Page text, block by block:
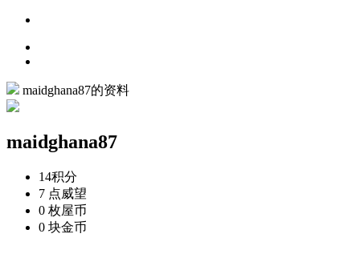
maidghana87的资料
maidghana87
14积分
7 点威望
0 枚屋币
0 块金币